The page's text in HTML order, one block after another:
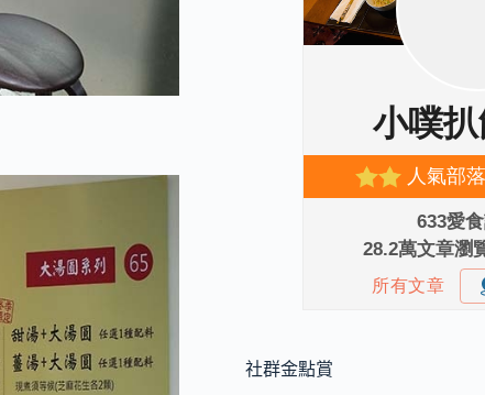
社群金點賞